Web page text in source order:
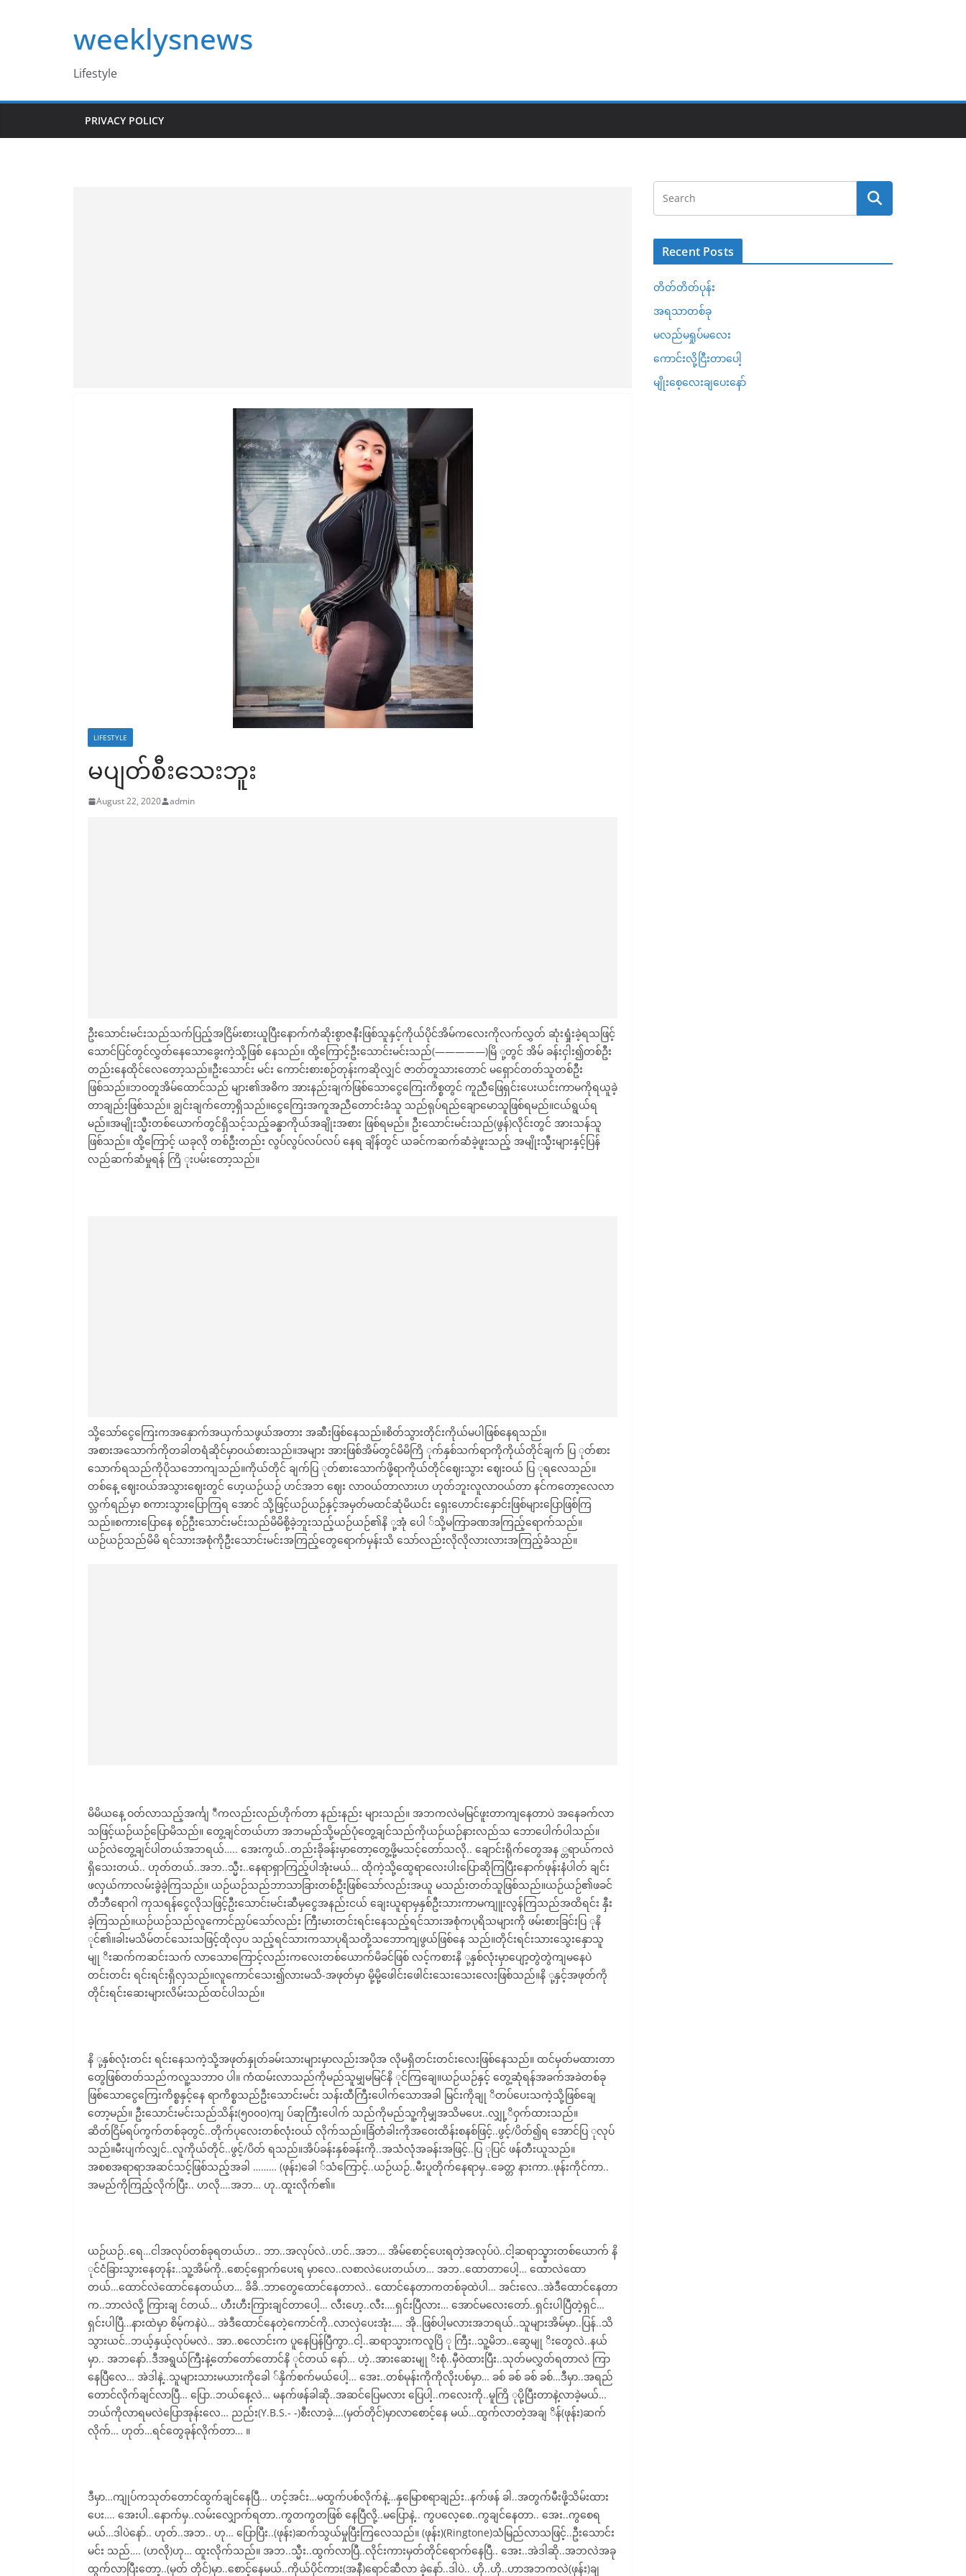
weeklysnews
Lifestyle
PRIVACY POLICY
LIFESTYLE
မပျတ်စီးသေးဘူး
August 22, 2020 admin
ဦးသောင်းမင်းသည်သက်ပြည့်အငြိမ်းစားယူပြီးနောက်ကံဆိုးစွာဇနီးဖြစ်သူနှင့်ကိုယ်ပိုင်အိမ်ကလေးကိုလက်လွှတ် ဆုံးရှုံးခဲ့ရသဖြင့်
သောင်ပြင်တွင်လွှတ်နေသောခွေးကဲ့သို့ဖြစ် နေသည်။ ထို့ကြောင့်ဦးသောင်းမင်းသည်(—————)မြိ ု့တွင် အိမ် ခန်းငှါး၍တစ်ဦး
တည်းနေထိုင်လေတော့သည်။ဦးသောင်း မင်း ကောင်းစားစဉ်တုန်းကဆိုလျှင် ဇာတ်တူသားတောင် မရှောင်တတ်သူတစ်ဦး
ဖြစ်သည်။ဘဝတူအိမ်ထောင်သည် များ၏အဓိက အားနည်းချက်ဖြစ်သောငွေကြေးကိစ္စတွင် ကူညီဖြေရှင်းပေးယင်းကာမကိုရယူခဲ့
တာချည်းဖြစ်သည်။ ချွင်းချက်တော့ရှိသည်။ငွေကြေးအကူအညီတောင်းခံသူ သည်ရုပ်ရည်ချောမောသူဖြစ်ရမည်။ငယ်ရွယ်ရ
မည်။အမျိုးသ္မီးတစ်ယောက်တွင်ရှိသင့်သည့်ခန္ဓာကိုယ်အချိုးအစား ဖြစ်ရမည်။ ဦးသောင်းမင်းသည်(ဖွန်)လိုင်းတွင် အားသန်သူ
ဖြစ်သည်။ ထို့ကြောင့် ယခုလို တစ်ဦးတည်း လွပ်လွပ်လပ်လပ် နေရ ချိန်တွင် ယခင်ကဆက်ဆံခဲ့ဖူးသည့် အမျိုးသ္မီးများနှင့်ပြန်
လည်ဆက်ဆံမှုရန် ကြိ ုးပမ်းတော့သည်။
သို့သော်ငွေကြေးကအနှောက်အယှက်သဖွယ်အတား အဆီးဖြစ်နေသည်။စိတ်သွားတိုင်းကိုယ်မပါဖြစ်နေရသည်။
အစားအသောက်ကိုတခါတရံဆိုင်မှာဝယ်စားသည်။အများ အားဖြစ်အိမ်တွင်မိမိကြိ ုက်နှစ်သက်ရာကိုကိုယ်တိုင်ချက် ပြ ုတ်စား
သောက်ရသည်ကိုပိုသဘောကျသည်။ကိုယ်တိုင် ချက်ပြ ုတ်စားသောက်ဖို့ရာကိုယ်တိုင်ဈေးသွား ဈေးဝယ် ပြ ုရလေသည်။
တစ်နေ့ ဈေးဝယ်အသွားဈေးတွင် ဟေ့ယဉ်ယဉ် ဟင်အဘ ဈေး လာဝယ်တာလားဟ ဟုတ်ဘူးလူလာဝယ်တာ နင်ကတော့လေလာ
လ္ဘက်ရည်မှာ စကားသွားပြောကြရ အောင် သို့ဖြင့်ယဉ်ယဉ်နှင့်အမှတ်မထင်ဆုံမိယင်း ရှေးဟောင်းနှောင်းဖြစ်များပြောဖြစ်ကြ
သည်။စကားပြောနေ စဉ်ဦးသောင်းမင်းသည်မိမိစို့ခဲ့ဘူးသည့်ယဉ်ယဉ်၏နိ ု့အုံ ပေါ ်သို့မကြာခဏအကြည့်ရောက်သည်။
ယဉ်ယဉ်သည်မိမိ ရင်သားအစုံကိုဦးသောင်းမင်းအကြည့်တွေရောက်မှန်းသိ သော်လည်းလိုလိုလားလားအကြည့်ခံသည်။
မိမိယနေ့ ဝတ်လာသည့်အင်္ကျ ီကလည်းလည်ဟိုက်တာ နည်းနည်း များသည်။ အဘကလဲမမြင်ဖူးတာကျနေတာပဲ အနေခက်လာ
သဖြင့်ယဉ်ယဉ်ပြောမိသည်။ တွေ့ချင်တယ်ဟာ အဘမည်သို့မည်ပုံတွေ့ချင်သည်ကိုယဉ်ယဉ်နားလည်သ ဘောပေါက်ပါသည်။
ယဉ်လဲတွေ့ချင်ပါတယ်အဘရယ်….. အေးကွယ်..တည်းခိုခန်းမှာတော့တွေ့ဖို့မသင့်တော်သလို.. ချောင်းရိုက်တွေအန ္တရာယ်ကလဲ
ရှိသေးတယ်.. ဟုတ်တယ်..အဘ..သ္မီး..နေရာရှာကြည့်ပါအုံးမယ်… ထိုကဲ့သို့ထွေရာလေးပါးပြောဆိုကြပြီးနောက်ဖုန်းနံပါတ် ချင်း
ဖလှယ်ကာလမ်းခွဲခဲ့ကြသည်။ ယဉ်ယဉ်သည်ဘာသာခြားတစ်ဦးဖြစ်သော်လည်းအယူ မသည်းတတ်သူဖြစ်သည်။ယဉ်ယဉ်၏ဖခင်
တီဘီရောဂါ ကုသရန်ငွေလိုသဖြင့်ဦးသောင်းမင်းဆီမှငွေအနည်းငယ် ချေးယူရာမှနှစ်ဦးသားကာမကျူးလွန်ကြသည်အထိရင်း နှီး
ခဲ့ကြသည်။ယဉ်ယဉ်သည်လူကောင်ညှပ်သော်လည်း ကြီးမားတင်းရင်းနေသည့်ရင်သားအစုံကပုရိသများကို ဖမ်းစားခြင်းပြ ုနိ
ုင်၏။ခါးမသိမ်တင်သေးသဖြင့်ထိုလှပ သည့်ရင်သားကသာပုရိသတို့သဘောကျဖွယ်ဖြစ်နေ သည်။တိုင်းရင်းသားသွေးနှောသူ
မျု ိးဆက်ကဆင်းသက် လာသောကြောင့်လည်းကလေးတစ်ယောက်မိခင်ဖြစ် လင့်ကစားနိ ု့နှစ်လုံးမှာပျော့တွဲတွဲကျမနေပဲ
တင်းတင်း ရင်းရင်းရှိလှသည်။လူကောင်သေး၍လားမသိ-အဖုတ်မှာ မို့မို့ဖေါင်းဖေါင်းသေးသေးလေးဖြစ်သည်။နိ ု့နှင့်အဖုတ်ကို
တိုင်းရင်းဆေးများလိမ်းသည်ထင်ပါသည်။
နိ ု့နှစ်လုံးတင်း ရင်းနေသကဲ့သို့အဖုတ်နှုတ်ခမ်းသားများမှာလည်းအပိုအ လိုမရှိတင်းတင်းလေးဖြစ်နေသည်။ ထင်မှတ်မထားတာ
တွေဖြစ်တတ်သည်ကလူ့သဘာဝ ပါ။ ကံထမ်းလာသည်ကိုမည်သူမျှမမြင်နိ ုင်ကြချေ။ယဉ်ယဉ်နှင့် တွေ့ဆုံရန်အခက်အခဲတစ်ခု
ဖြစ်သောငွေကြေးကိစ္စနှင့်နေ ရာကိစ္စသည်ဦးသောင်းမင်း သန်းထီကြီးပေါက်သောအခါ မြင်းကိုချု ိတပ်ပေးသကဲ့သို့ဖြစ်ချေ
တော့မည်။ ဦးသောင်းမင်းသည်သိန်း(၅၀၀၀)ကျ ပ်ဆုကြီးပေါက် သည်ကိုမည်သူ့ကိုမျှအသိမပေး..လျှု့ိဝှက်ထားသည်။
ဆိတ်ငြိမ်ရပ်ကွက်တစ်ခုတွင်..တိုက်ပုလေးတစ်လုံးဝယ် လိုက်သည်။ခြံတံခါးကိုအဝေးထိန်းစနစ်ဖြင့်..ဖွင့်/ပိတ်၍ရ အောင်ပြ ုလုပ်
သည်။မီးပျက်လျှင်..လူကိုယ်တိုင်..ဖွင့်/ပိတ် ရသည်။အိပ်ခန်းနှစ်ခန်းကို..အသံလုံအခန်းအဖြင့်..ပြ ုပြင် ဖန်တီးယူသည်။
အစစအရာရာအဆင်သင့်ဖြစ်သည့်အခါ ……… (ဖုန်း)ခေါ ်သံကြောင့်..ယဉ်ယဉ်..မီးပူတိုက်နေရာမှ..ခေတ္တ နားကာ..ဖုန်းကိုင်ကာ..
အမည်ကိုကြည့်လိုက်ပြီး.. ဟလို….အဘ… ဟု..ထူးလိုက်၏။
ယဉ်ယဉ်..ရေ…ငါအလုပ်တစ်ခုရတယ်ဟ.. ဘာ..အလုပ်လဲ..ဟင်..အဘ… အိမ်စောင့်ပေးရတဲ့အလုပ်ပဲ..ငါ့ဆရာသ္မ္မားတစ်ယောက် နိ
ုင်ငံခြားသွားနေတုန်း..သူ့အိမ်ကို..စောင့်ရှောက်ပေးရ မှာလေ..လစာလဲပေးတယ်ဟ… အဘ..ထောတာပေါ့… ထောလဲထော
တယ်…ထောင်လဲထောင်နေတယ်ဟ… ခိခိ..ဘာတွေထောင်နေတာလဲ.. ထောင်နေတာကတစ်ခုထဲပါ… အင်းလေ..အဲဒီထောင်နေတာ
က..ဘာလဲလို့ ကြားချ င်တယ်… ဟီးဟီးကြားချင်တာပေါ့… လီးဟေ့..လီး….ရှင်းပြီလား… အောင်မလေးတော်..ရှင်းပါပြီတဲ့ရှင်…
ရှင်းပါပြီ…နားထဲမှာ စိမ့်ကနဲပဲ… အဲဒီထောင်နေတဲ့ကောင်ကို..လာလှဲပေးအုံး…. အို..ဖြစ်ပါ့မလားအဘရယ်..သူများအိမ်မှာ..ပြန်..သိ
သွားယင်..ဘယ့်နှယ့်လုပ်မလဲ.. အာ..စလောင်းက ပူနေပြန်ပြီကွာ..ငါ့..ဆရာသ္မားကလူပြိ ု ကြီး..သူ့မိဘ..ဆွေမျု ိးတွေလဲ..နယ်
မှာ.. အဘနော်..ဒီအရွယ်ကြီးနဲ့တော်တော်တောင်နိ ုင်တယ် နော်… ဟဲ့..အားဆေးမျု ိးစုံ..မှီဝဲထားပြီး..သုတ်မလွှတ်ရတာလဲ ကြာ
နေပြီလေ… အဲဒါနဲ့..သူများသားမယားကိုခေါ ်နှိက်စက်မယ်ပေါ့… အေး..တစ်မုန်းကိုကိုလိုးပစ်မှာ… ခစ် ခစ် ခစ် ခစ်…ဒီမှာ..အရည်
တောင်လိုက်ချင်လာပြီ… ပြော..ဘယ်နေ့လဲ… မနက်ဖန်ခါဆို..အဆင်ပြေမလား ပြေပါ့..ကလေးကို..မူကြိ ုပို့ပြီးတာနဲ့လာခဲ့မယ်…
ဘယ်ကိုလာရမလဲပြောအုန်းလေ… ညည်း(Y.B.S.- -)စီးလာခဲ့….(မှတ်တိုင်)မှာလာစောင့်နေ မယ်…ထွက်လာတဲ့အချ ိန်(ဖုန်း)ဆက်
လိုက်… ဟုတ်…ရင်တွေခုန်လိုက်တာ… ။
ဒီမှာ…ကျုပ်ကသုတ်တောင်ထွက်ချင်နေပြီ… ဟင့်အင်း…မထွက်ပစ်လိုက်နဲ့…နှမြောစရာချည်း..နက်ဖန် ခါ..အတွက်မီးဖို့သိမ်းထား
ပေး…. အေးပါ..နောက်မှ..လမ်းလျှောက်ရတာ..ကွတကွတဖြစ် နေပြီလို့..မပြောနဲ့.. ကွပလေ့စေ..ကွချင်နေတာ.. အေး..ကွစေရ
မယ်…ဒါပဲနော်.. ဟုတ်..အဘ.. ဟု… ပြောပြီး..(ဖုန်း)ဆက်သွယ်မှုပြီးကြလေသည်။ (ဖုန်း)(Ringtone)သံမြည်လာသဖြင့်..ဦးသောင်း
မင်း သည်…. (ဟလို)ဟု… ထူးလိုက်သည်။ အဘ..သ္မီး..ထွက်လာပြီ..လိုင်းကားမှတ်တိုင်ရောက်နေပြီ.. အေး..အဲဒါဆို..အဘလဲအခု
ထွက်လာပြီးတော့..(မှတ် တိုင်)မှာ..စောင့်နေမယ်..ကိုယ်ပိုင်ကား(အနီ)ရောင်ဆီလာ ခဲ့နော်..ဒါပဲ.. ဟို..ဟို..ဟာအဘကလဲ(ဖုန်း)ချ
Recent Posts
တိတ်တိတ်ပုန်း
အရသာတစ်ခု
မလည်မရှုပ်မလေး
ကောင်းလို့ငြီးတာပေါ့
မျိုးစေ့လေးချပေးနော်